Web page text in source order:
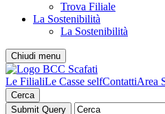
Trova Filiale
La Sostenibilità
La Sostenibilità
Chiudi menu
Le FilialiLe Casse selfContattiArea
Cerca